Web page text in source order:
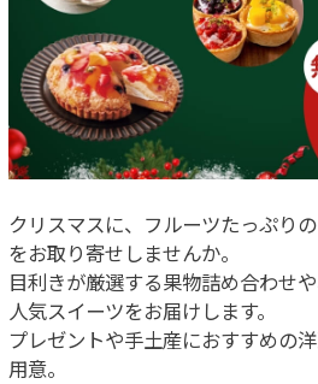
クリスマスに、フルーツたっぷり
をお取り寄せしませんか。
目利きが厳選する果物詰め合わせ
人気スイーツをお届けします。
プレゼントや手土産におすすめの
用意。